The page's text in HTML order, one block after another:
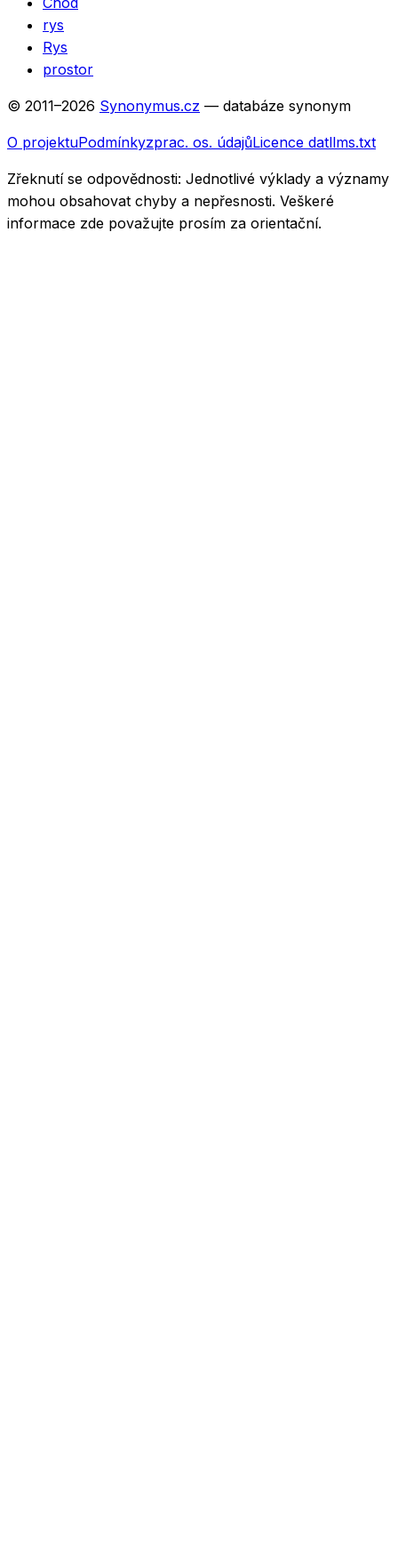
rys
Rys
prostor
© 2011–2026 Synonymus.cz — databáze synonym
O projektuPodmínkyzprac. os. údajůLicence datllms.txt
Zřeknutí se odpovědnosti: Jednotlivé výklady a významy
mohou obsahovat chyby a nepřesnosti. Veškeré
informace zde považujte prosím za orientační.